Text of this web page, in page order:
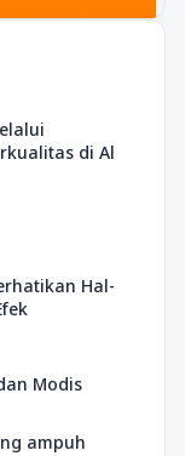
di Al
Hal-
Modis
ampuh